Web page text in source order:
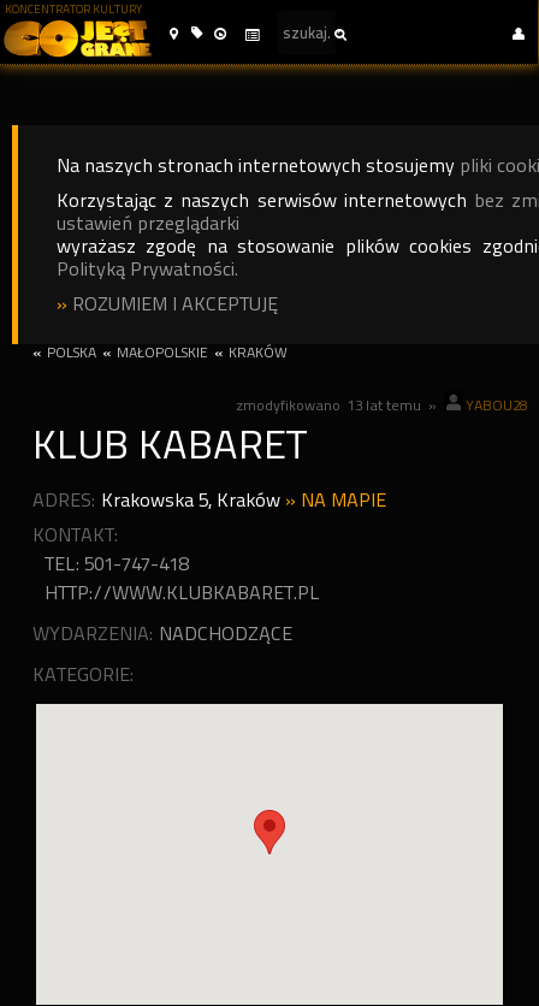
KONCENTRATOR KULTURY
Na naszych stronach internetowych stosujemy pliki
Korzystając z naszych serwisów internetowych bez
ustawień przeglądarki
wyrażasz zgodę na stosowanie plików cookies
Polityką Prywatności.
» ROZUMIEM I AKCEPTUJĘ
« POLSKA « MAŁOPOLSKIE « KRAKÓW
zmodyfikowano 13 lat temu » YABOU28
KLUB KABARET
ADRES: Krakowska 5, Kraków » NA MAPIE
KONTAKT:
TEL: 501-747-418
HTTP://WWW.KLUBKABARET.PL
WYDARZENIA: NADCHODZĄCE
KATEGORIE: